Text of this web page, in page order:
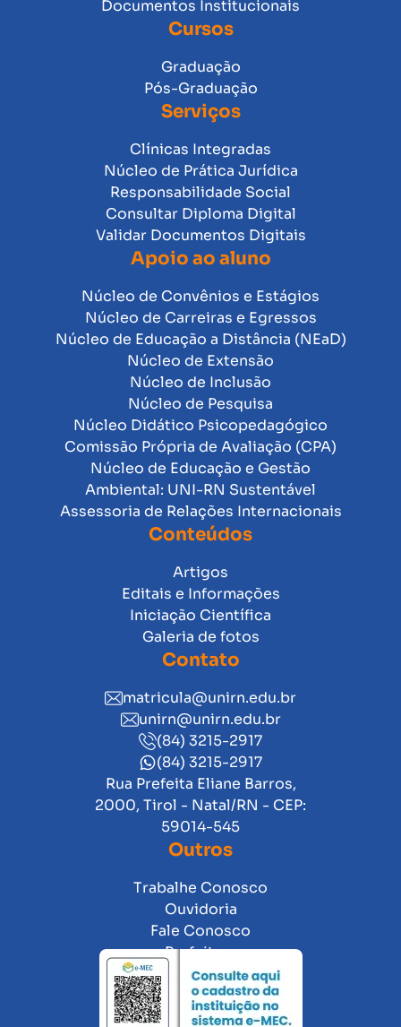
Documentos Institucionais
Cursos
Graduação
Pós-Graduação
Serviços
Clínicas Integradas
Núcleo de Prática Jurídica
Responsabilidade Social
Consultar Diploma Digital
Validar Documentos Digitais
Apoio ao aluno
Núcleo de Convênios e Estágios
Núcleo de Carreiras e Egressos
Núcleo de Educação a Distância (NEaD)
Núcleo de Extensão
Núcleo de Inclusão
Núcleo de Pesquisa
Núcleo Didático Psicopedagógico
Comissão Própria de Avaliação (CPA)
Núcleo de Educação e Gestão
Ambiental: UNI-RN Sustentável
Assessoria de Relações Internacionais
Conteúdos
Artigos
Editais e Informações
Iniciação Científica
Galeria de fotos
Contato
matricula@unirn.edu.br
unirn@unirn.edu.br
(84) 3215-2917
(84) 3215-2917
Rua Prefeita Eliane Barros,
2000, Tirol - Natal/RN - CEP:
59014-545
Outros
Trabalhe Conosco
Ouvidoria
Fale Conosco
Prefeitura